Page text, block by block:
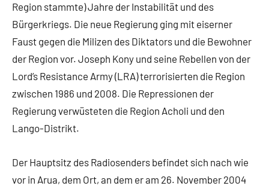
Region stammte) Jahre der Instabilität und des
Bürgerkriegs. Die neue Regierung ging mit eiserner
Faust gegen die Milizen des Diktators und die Bewohner
der Region vor. Joseph Kony und seine Rebellen von der
Lord’s Resistance Army (LRA) terrorisierten die Region
zwischen 1986 und 2008. Die Repressionen der
Regierung verwüsteten die Region Acholi und den
Lango-Distrikt.
Der Hauptsitz des Radiosenders befindet sich nach wie
vor in Arua, dem Ort, an dem er am 26. November 2004